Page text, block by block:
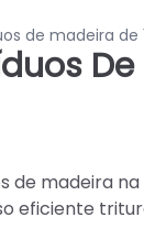
de madeira
de madeira
eficiente